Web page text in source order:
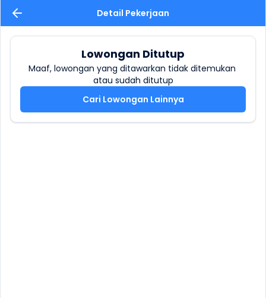
Detail Pekerjaan
Lowongan Ditutup
Maaf, lowongan yang ditawarkan tidak ditemukan
atau sudah ditutup
Cari Lowongan Lainnya